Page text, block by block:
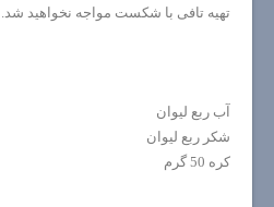
تهیه تافی با شکست مواجه نخواهید شد.
آب ربع لیوان
شکر ربع لیوان
کره 50 گرم